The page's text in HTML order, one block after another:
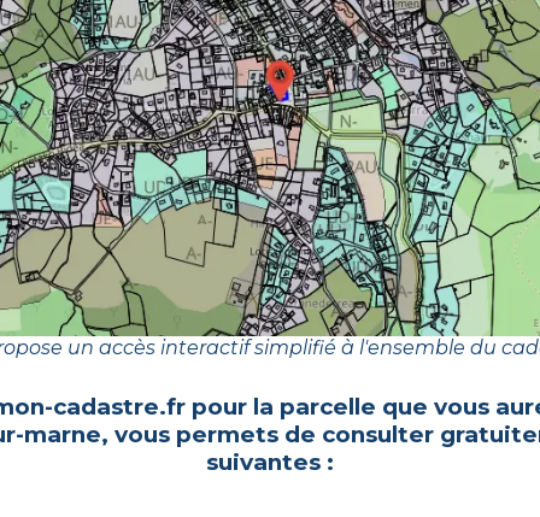
un accès interactif simplifié à l'ensemble du
cadastre.fr pour la parcelle que vous
marne, vous permets de consulter
suivantes :